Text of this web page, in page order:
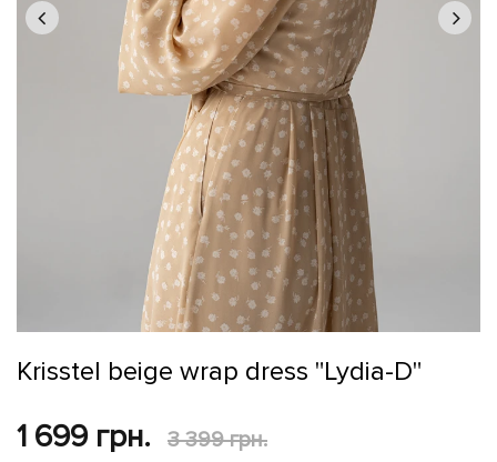
Krisstel beige wrap dress "Lydia-D"
1 699 грн. 3 399 грн.